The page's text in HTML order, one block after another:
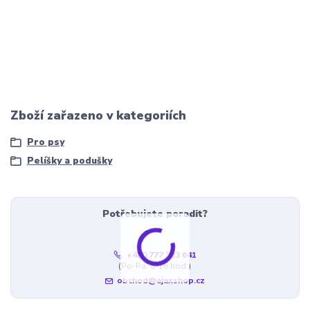
Zboží zařazeno v kategoriích
Pro psy
Pelíšky a podušky
Potřebujete poradit?
+420 777 323 641
(Po-Pá, 8-16 hod.)
obchod@ajaxshop.cz